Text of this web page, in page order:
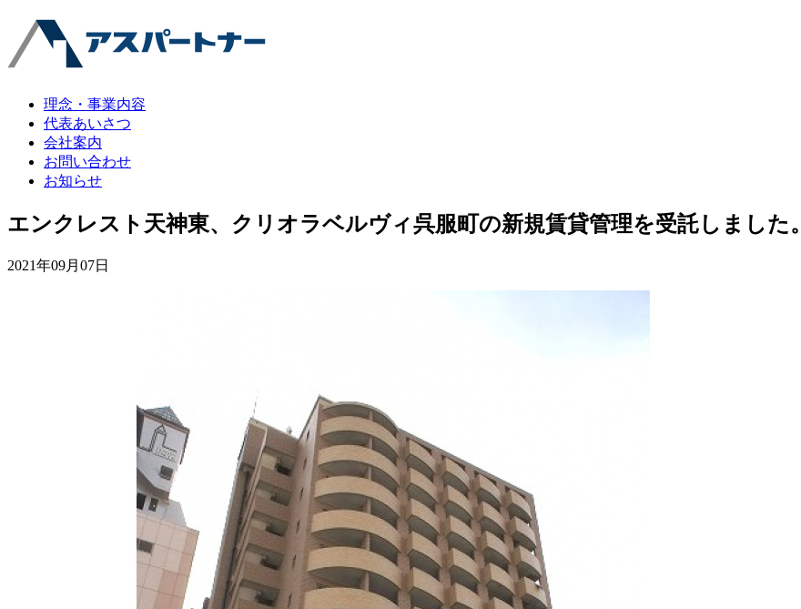
理念・事業内容
代表あいさつ
会社案内
お問い合わせ
お知らせ
エンクレスト天神東、クリオラベルヴィ呉服町の新規賃貸管理を受託しました。
2021年09月07日